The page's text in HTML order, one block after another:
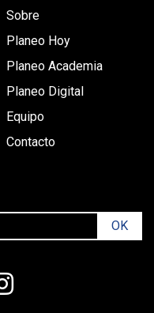
Sobre
Planeo Hoy
Planeo Academia
Planeo Digital
Equipo
Contacto
OK